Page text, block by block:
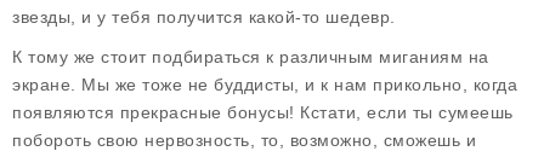
звезды, и у тебя получится какой-то шедевр.
К тому же стоит подбираться к различным миганиям на
экране. Мы же тоже не буддисты, и к нам прикольно, когда
появляются прекрасные бонусы! Кстати, если ты сумеешь
побороть свою нервозность, то, возможно, сможешь и